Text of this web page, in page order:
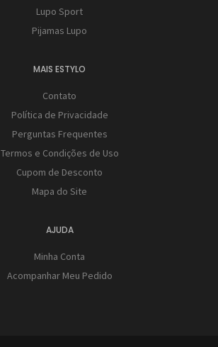
Lupo Sport
Pijamas Lupo
MAIS ESTYLO
Contato
Política de Privacidade
Perguntas Frequentes
Termos e Condições de Uso
Cupom de Desconto
Mapa do Site
AJUDA
Minha Conta
Acompanhar Meu Pedido